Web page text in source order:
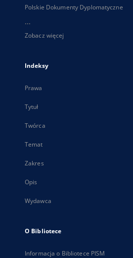
Polskie Dokumenty Dyplomatyczne
...
Zobacz więcej
Indeksy
Prawa
Tytuł
Twórca
Temat
Zakres
Opis
Wydawca
O Bibliotece
Informacja o Bibliotece PISM